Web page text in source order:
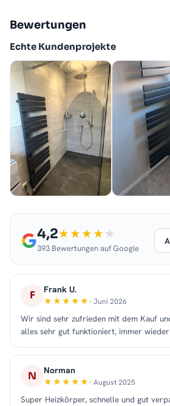
Bewertungen
Echte Kundenprojekte
4,2
393 Bewertungen auf Google
F Frank U.
· Juni 2026
Wir sind sehr zufrieden mit dem Kauf
alles sehr gut funktioniert, immer
N Norman
· August 2025
Super Heizkörper, schnelle und gut